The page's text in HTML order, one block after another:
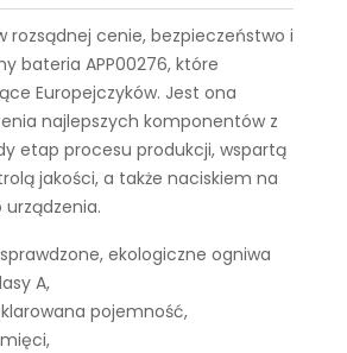
rozsądnej cenie, bezpieczeństwo i
bateria APP00276, które
Europejczyków. Jest ona
najlepszych komponentów z
etap procesu produkcji, wspartą
jakości, a także naciskiem na
sprawdzone, ekologiczne ogniwa
A,
pojemność,